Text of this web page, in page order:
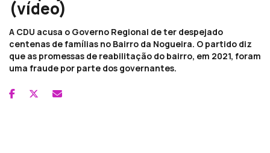
(vídeo)
A CDU acusa o Governo Regional de ter despejado
centenas de famílias no Bairro da Nogueira. O partido diz
que as promessas de reabilitação do bairro, em 2021, foram
uma fraude por parte dos governantes.